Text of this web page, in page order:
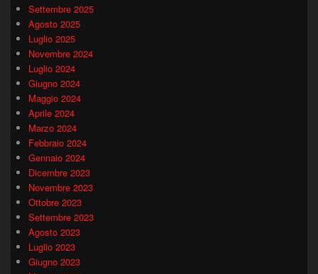
Settembre 2025
Agosto 2025
Luglio 2025
Novembre 2024
Luglio 2024
Giugno 2024
Maggio 2024
Aprile 2024
Marzo 2024
Febbraio 2024
Gennaio 2024
Dicembre 2023
Novembre 2023
Ottobre 2023
Settembre 2023
Agosto 2023
Luglio 2023
Giugno 2023